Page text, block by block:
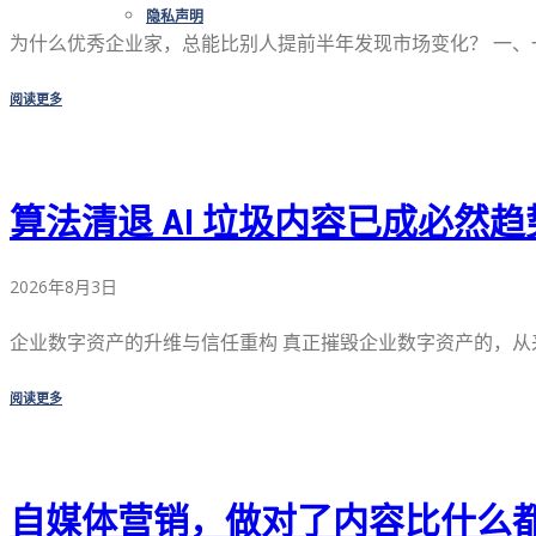
隐私声明
为什么优秀企业家，总能比别人提前半年发现市场变化？ 一
阅读更多
算法清退 AI 垃圾内容已成必然趋
2026年8月3日
企业数字资产的升维与信任重构 真正摧毁企业数字资产的，
阅读更多
自媒体营销，做对了内容比什么